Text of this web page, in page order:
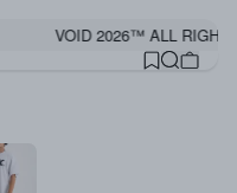
VOID 2026™ ALL